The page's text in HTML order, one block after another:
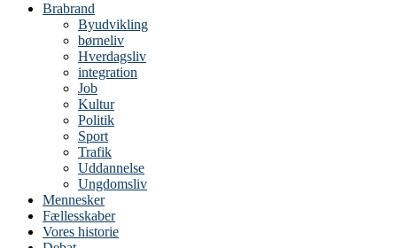
Brabrand
Byudvikling
børneliv
Hverdagsliv
integration
Job
Kultur
Politik
Sport
Trafik
Uddannelse
Ungdomsliv
Mennesker
Fællesskaber
Vores historie